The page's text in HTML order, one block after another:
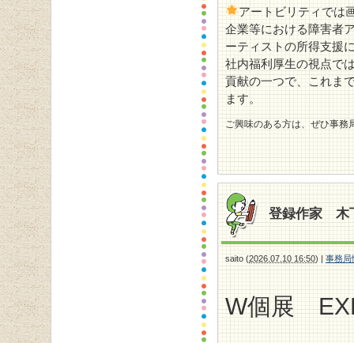
アートビリティでは
企業等における障害者
ーティストの所得支援
社内福利厚生の視点で
貢献の一つで、これま
ます。
ご興味のある方は、ぜひ事
登録作家 木
saito (2026.07.10 16:50) | 事務局
W個展